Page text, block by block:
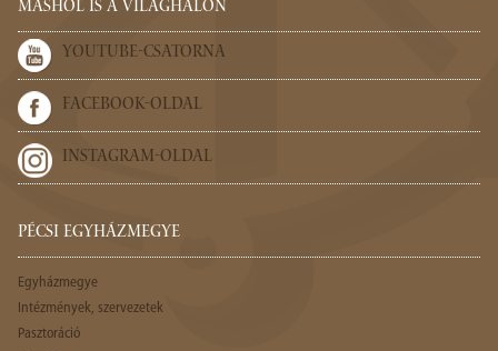
MÁSHOL IS A VILÁGHÁLÓN
YOUTUBE-CSATORNA
FACEBOOK-OLDAL
INSTAGRAM-OLDAL
PÉCSI EGYHÁZMEGYE
Egyházmegye
Intézmények, szervezetek
Pasztoráció